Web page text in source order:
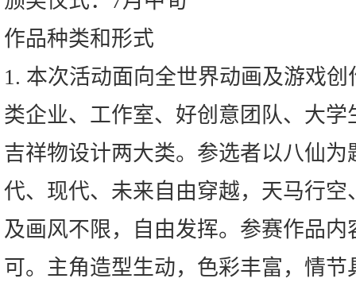
作品种类和形式
1. 本次活动面向全世界动画及游戏
类企业、工作室、好创意团队、大
吉祥物设计两大类。参选者以八仙
代、现代、未来自由穿越，天马行
及画风不限，自由发挥。参赛作品
可。主角造型生动，色彩丰富，情